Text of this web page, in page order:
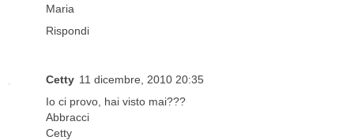
Maria
Rispondi
Cetty 11 dicembre, 2010 20:35
Io ci provo, hai visto mai???
Abbracci
Cetty